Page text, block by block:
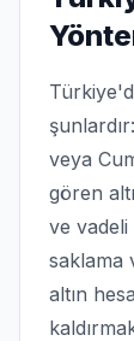
veya
gören
ve vadeli
saklama
altın